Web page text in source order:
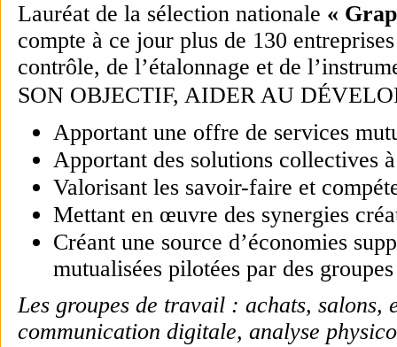
Lauréat de la sélection nationale «
compte à ce jour plus de 130
contrôle, de l’étalonnage et de
SON OBJECTIF, AIDER AU
Apportant une offre de services
Apportant des solutions collectives
Valorisant les savoir-faire et
Mettant en œuvre des synergies
Créant une source d’économies
mutualisées pilotées par des
Les groupes de travail : achats, salons,
communication digitale, analyse